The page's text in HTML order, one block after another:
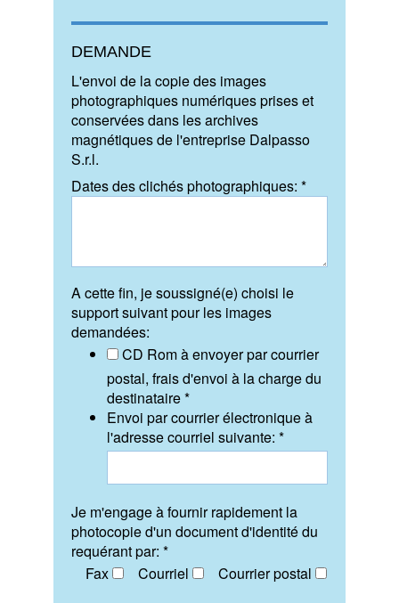
DEMANDE
L'envoi de la copie des images
photographiques numériques prises et
conservées dans les archives
magnétiques de l'entreprise Dalpasso
S.r.l.
Dates des clichés photographiques: *
A cette fin, je soussigné(e) choisi le
support suivant pour les images
demandées:
CD Rom à envoyer par courrier
postal, frais d'envoi à la charge du
destinataire *
Envoi par courrier électronique à
l'adresse courriel suivante: *
Je m'engage à fournir rapidement la
photocopie d'un document d'identité du
requérant par: *
Fax
Courriel Courrier postal